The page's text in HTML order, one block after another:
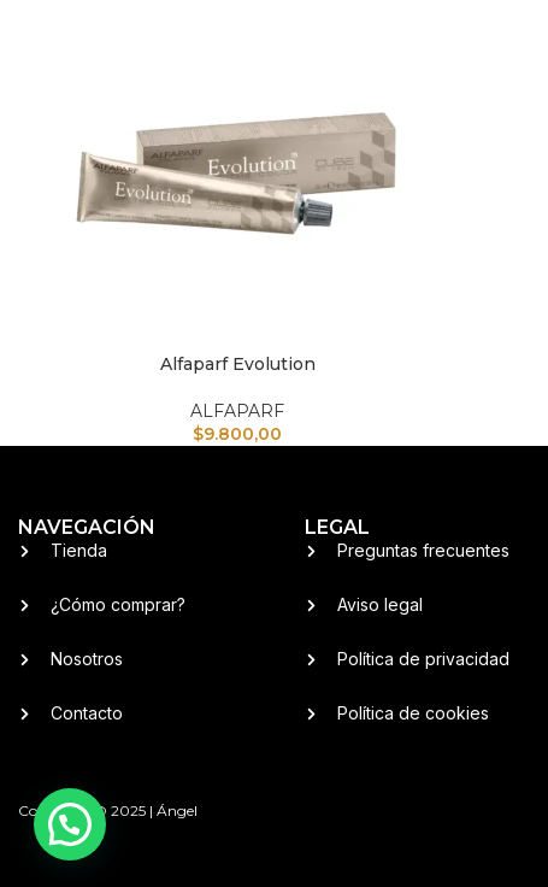
AÑADIR AL CARRITOAlfaparf Evolution
ALFAPARF
$9.800,00
NAVEGACIÓN
Tienda
¿Cómo comprar?
Nosotros
Contacto
LEGAL
Preguntas frecuentes
Aviso legal
Política de privacidad
Política de cookies
Copyright © 2025 | Ángel